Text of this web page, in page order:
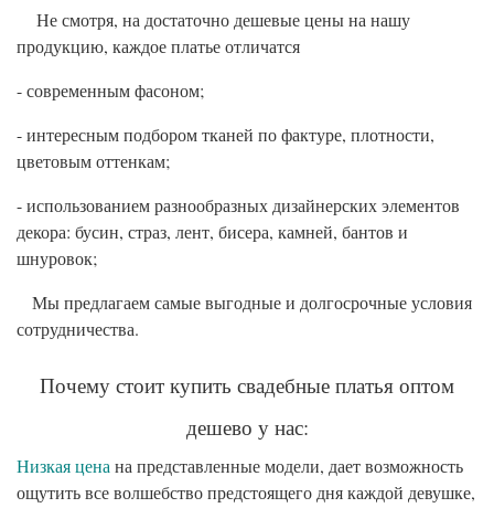
Не смотря, на достаточно дешевые цены на нашу
продукцию, каждое платье отличатся
- современным фасоном;
- интересным подбором тканей по фактуре, плотности,
цветовым оттенкам;
- использованием разнообразных дизайнерских элементов
декора: бусин, страз, лент, бисера, камней, бантов и
шнуровок;
Мы предлагаем самые выгодные и долгосрочные условия
сотрудничества.
Почему стоит купить свадебные платья оптом
дешево у нас:
Низкая цена на представленные модели, дает возможность
ощутить все волшебство предстоящего дня каждой девушке,